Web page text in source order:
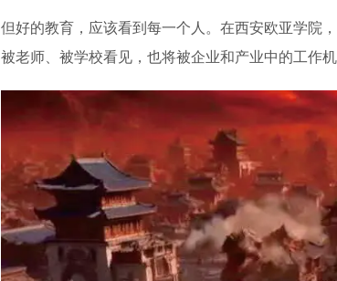
但好的教育，应该看到每一个人。在西安欧亚学院
被老师、被学校看见，也将被企业和产业中的工作机